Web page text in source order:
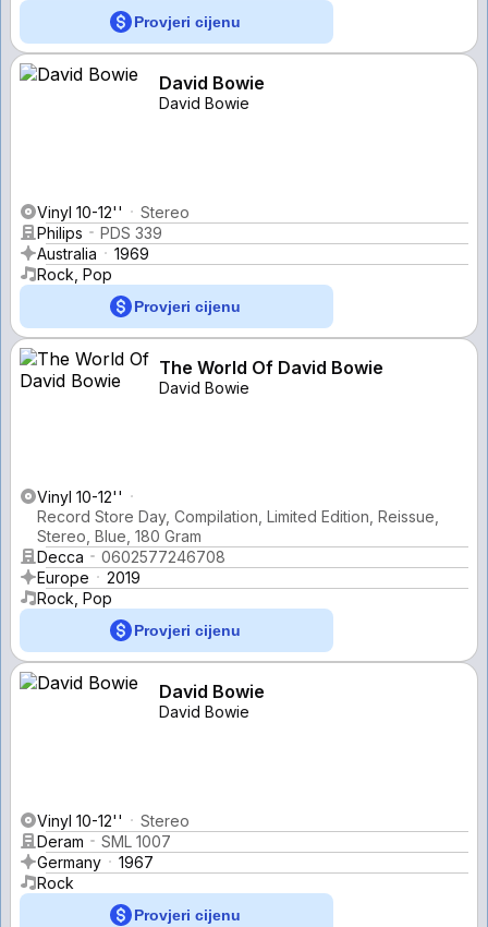
Provjeri cijenu
David Bowie
David Bowie
Vinyl 10-12''
Stereo
Philips
PDS 339
Australia
1969
Rock, Pop
Provjeri cijenu
The World Of David Bowie
David Bowie
Vinyl 10-12''
Record Store Day, Compilation, Limited Edition, Reissue,
Stereo, Blue, 180 Gram
Decca
0602577246708
Europe
2019
Rock, Pop
Provjeri cijenu
David Bowie
David Bowie
Vinyl 10-12''
Stereo
Deram
SML 1007
Germany
1967
Rock
Provjeri cijenu